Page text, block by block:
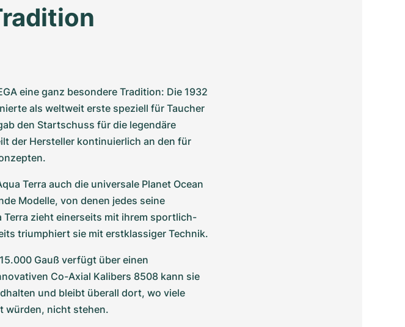
eine ganz besondere Tradition: Die 1932
als weltweit erste speziell für Taucher
den Startschuss für die legendäre
der Hersteller kontinuierlich an den für
Terra auch die universale Planet Ocean
Modelle, von denen jedes seine
Terra zieht einerseits mit ihrem sportlich-
triumphiert sie mit erstklassiger Technik.
Gauß verfügt über einen
Co-Axial Kalibers 8508 kann sie
und bleibt überall dort, wo viele
würden, nicht stehen.